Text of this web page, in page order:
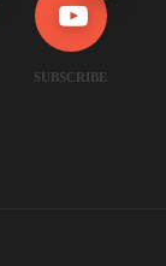
SUBSCRIBE